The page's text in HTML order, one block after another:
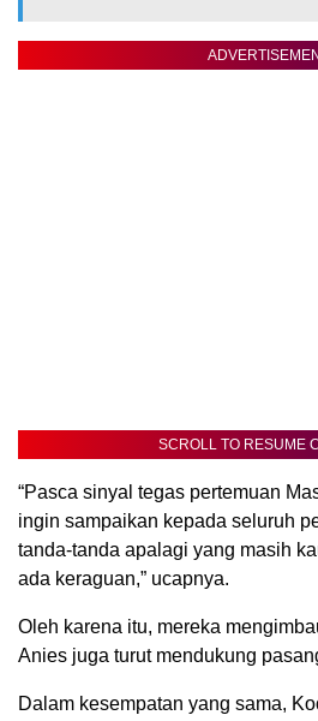
SCROLL TO RESUME
“Pasca sinyal tegas pertemuan
ingin sampaikan kepada seluruh
tanda-tanda apalagi yang masih
ada keraguan,” ucapnya.
Oleh karena itu, mereka
Anies juga turut mendukung
Dalam kesempatan yang sama,